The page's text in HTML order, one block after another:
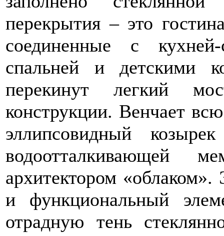
перекрытия – это
соединенные с
спальней и детскими
перекинут легкий
конструкции. Венчает
эллипсовидный
водоотталкивающей
архитектором
и функциональный
отрадную тень